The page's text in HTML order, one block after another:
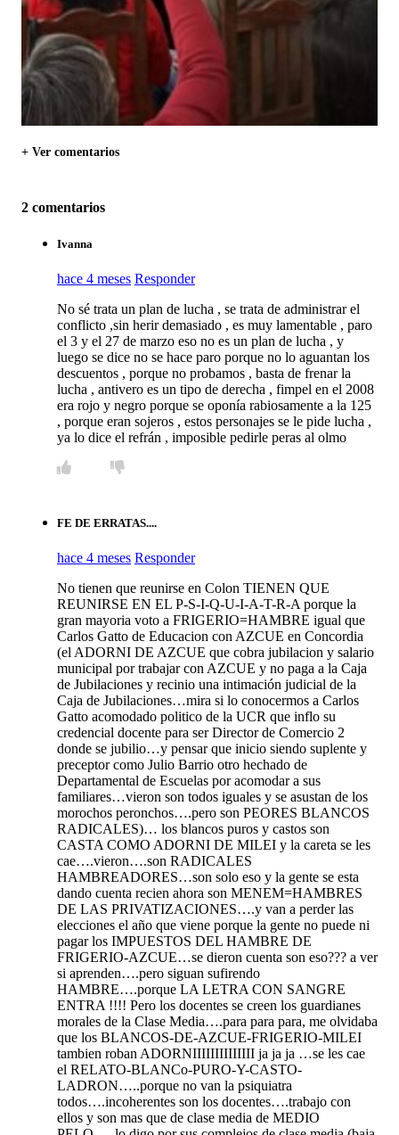
+ Ver comentarios
2 comentarios
Ivanna
hace 4 meses Responder
No sé trata un plan de lucha , se trata de administrar el
conflicto ,sin herir demasiado , es muy lamentable , paro
el 3 y el 27 de marzo eso no es un plan de lucha , y
luego se dice no se hace paro porque no lo aguantan los
descuentos , porque no probamos , basta de frenar la
lucha , antivero es un tipo de derecha , fimpel en el 2008
era rojo y negro porque se oponía rabiosamente a la 125
, porque eran sojeros , estos personajes se le pide lucha ,
ya lo dice el refrán , imposible pedirle peras al olmo
FE DE ERRATAS....
hace 4 meses Responder
No tienen que reunirse en Colon TIENEN QUE
REUNIRSE EN EL P-S-I-Q-U-I-A-T-R-A porque la
gran mayoria voto a FRIGERIO=HAMBRE igual que
Carlos Gatto de Educacion con AZCUE en Concordia
(el ADORNI DE AZCUE que cobra jubilacion y salario
municipal por trabajar con AZCUE y no paga a la Caja
de Jubilaciones y recinio una intimación judicial de la
Caja de Jubilaciones…mira si lo conocermos a Carlos
Gatto acomodado politico de la UCR que inflo su
credencial docente para ser Director de Comercio 2
donde se jubilio…y pensar que inicio siendo suplente y
preceptor como Julio Barrio otro hechado de
Departamental de Escuelas por acomodar a sus
familiares…vieron son todos iguales y se asustan de los
morochos peronchos….pero son PEORES BLANCOS
RADICALES)… los blancos puros y castos son
CASTA COMO ADORNI DE MILEI y la careta se les
cae….vieron….son RADICALES
HAMBREADORES…son solo eso y la gente se esta
dando cuenta recien ahora son MENEM=HAMBRES
DE LAS PRIVATIZACIONES….y van a perder las
elecciones el año que viene porque la gente no puede ni
pagar los IMPUESTOS DEL HAMBRE DE
FRIGERIO-AZCUE…se dieron cuenta son eso??? a ver
si aprenden….pero siguan sufirendo
HAMBRE….porque LA LETRA CON SANGRE
ENTRA !!!! Pero los docentes se creen los guardianes
morales de la Clase Media….para para para, me olvidaba
que los BLANCOS-DE-AZCUE-FRIGERIO-MILEI
tambien roban ADORNIIIIIIIIIIIIII ja ja ja …se les cae
el RELATO-BLANCo-PURO-Y-CASTO-
LADRON…..porque no van la psiquiatra
todos….incoherentes son los docentes….trabajo con
ellos y son mas que de clase media de MEDIO